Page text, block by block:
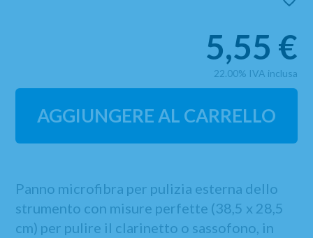
5,55 €
22.00% IVA inclusa
AGGIUNGERE AL CARRELLO
Panno microfibra per pulizia esterna dello
strumento con misure perfette (38,5 x 28,5
cm) per pulire il clarinetto o sassofono, in